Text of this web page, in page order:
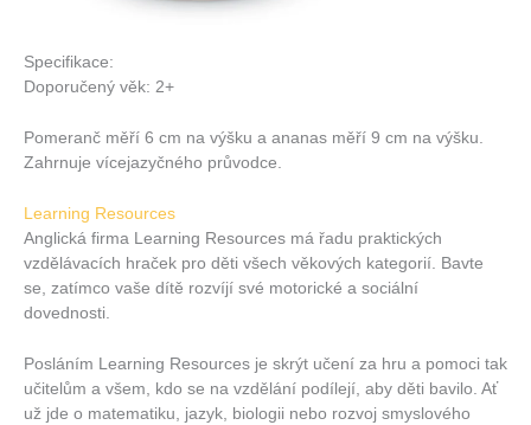
Specifikace:
Doporučený věk: 2+
Pomeranč měří 6 cm na výšku a ananas měří 9 cm na výšku.
Zahrnuje vícejazyčného průvodce.
Learning Resources
Anglická firma Learning Resources má řadu praktických
vzdělávacích hraček pro děti všech věkových kategorií. Bavte
se, zatímco vaše dítě rozvíjí své motorické a sociální
dovednosti.
Posláním Learning Resources je skrýt učení za hru a pomoci tak
učitelům a všem, kdo se na vzdělání podílejí, aby děti bavilo. Ať
už jde o matematiku, jazyk, biologii nebo rozvoj smyslového